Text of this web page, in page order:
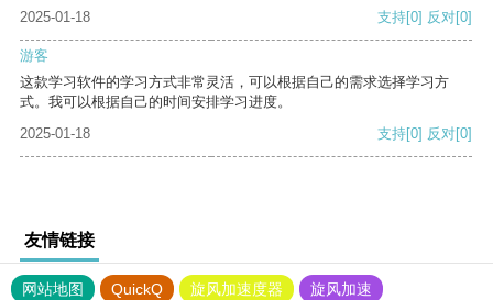
2025-01-18 支持[0] 反对[0]
游客
这款学习软件的学习方式非常灵活，可以根据自己的需求选择学习方
式。我可以根据自己的时间安排学习进度。
2025-01-18
支持[0] 反对[0]
友情链接
网站地图 QuickQ 旋风加速度器
旋风加速